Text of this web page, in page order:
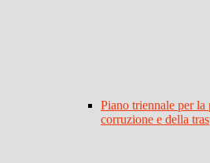
Piano triennale per la
corruzione e della